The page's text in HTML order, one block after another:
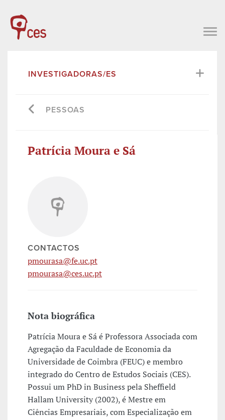
INVESTIGADORAS/ES
PESSOAS
Patrícia Moura e Sá
CONTACTOS
pmourasa@fe.uc.pt
pmourasa@ces.uc.pt
Nota biográfica
Patrícia Moura e Sá é Professora Associada com
Agregação da Faculdade de Economia da
Universidade de Coimbra (FEUC) e membro
integrado do Centro de Estudos Sociais (CES).
Possui um PhD in Business pela Sheffield
Hallam University (2002), é Mestre em
Ciências Empresariais, com Especialização em